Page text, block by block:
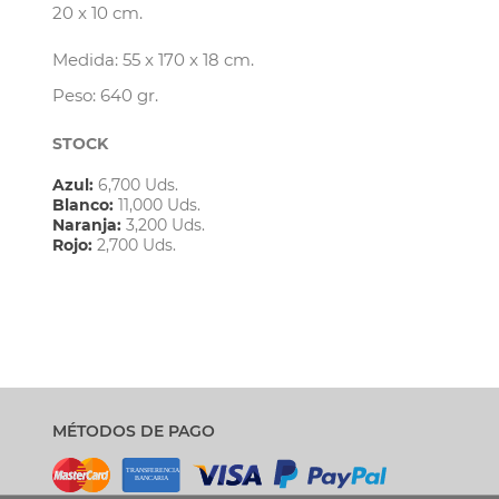
20 x 10 cm.
Medida: 55 x 170 x 18 cm.
Peso: 640 gr.
STOCK
Azul: 6,700 Uds.
Blanco: 11,000 Uds.
Naranja: 3,200 Uds.
Rojo: 2,700 Uds.
MÉTODOS DE PAGO